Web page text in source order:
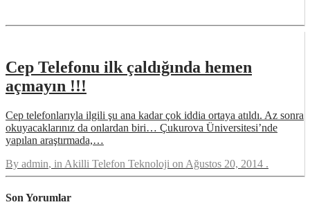
Cep Telefonu ilk çaldığında hemen
açmayın !!!
Cep telefonlarıyla ilgili şu ana kadar çok iddia ortaya atıldı. Az sonra
okuyacaklarınız da onlardan biri… Çukurova Üniversitesi’nde
yapılan araştırmada,…
By admin, in Akilli Telefon Teknoloji on Ağustos 20, 2014 .
Son Yorumlar